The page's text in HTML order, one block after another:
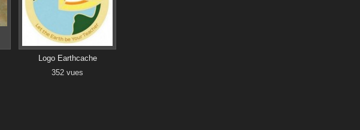
Logo Earthcache
352 vues